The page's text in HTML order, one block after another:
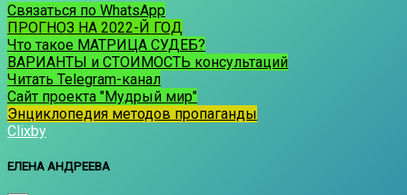
Связаться по WhatsApp
ПРОГНОЗ НА 2022-Й ГОД
Что такое МАТРИЦА СУДЕБ?
ВАРИАНТЫ и СТОИМОСТЬ консультаций
Читать Telegram-канал
Сайт проекта "Мудрый мир"
Энциклопедия методов пропаганды
Clixby
ЕЛЕНА АНДРЕЕВА